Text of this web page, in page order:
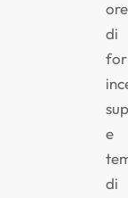
ore
di
e
di